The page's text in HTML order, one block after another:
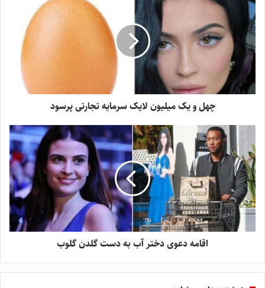
چهل و یک میلیون لایک سرمایه تجارتی پرسود
اقامه دعوی دختر آب به دست گلدن گلوب